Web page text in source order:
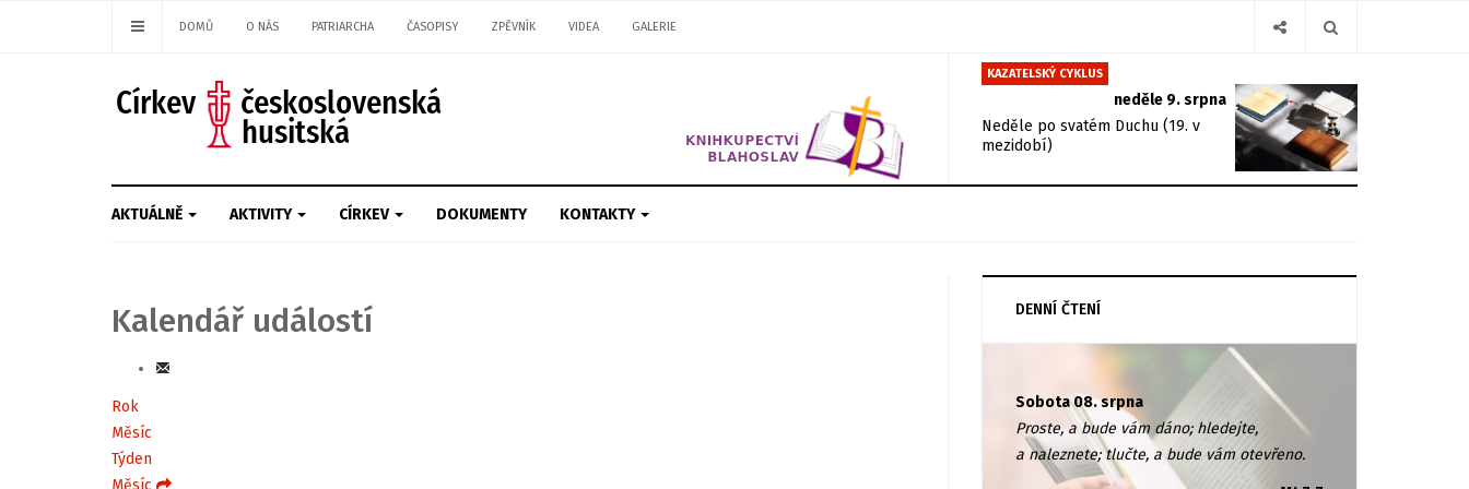
DOMŮ O NÁS PATRIARCHA ČASOPISY ZPĚVNÍK VIDEA GALERIE
KAZATELSKÝ CYKLUS
neděle 9. srpna
Neděle po svatém Duchu (19. v
mezidobí)
AKTUÁLNĚ AKTIVITY CÍRKEV DOKUMENTY KONTAKTY
Kalendář událostí
Rok
Měsíc
Týden
Měsíc
DENNÍ ČTENÍ
Sobota 08. srpna
Proste, a bude vám dáno; hledejte,
a naleznete; tlučte, a bude vám otevřeno.